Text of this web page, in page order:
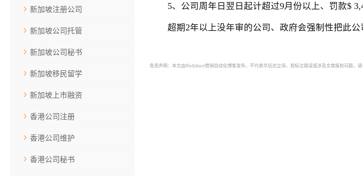
新加坡注册公司
新加坡公司托管
新加坡公司秘书
新加坡移民留学
新加坡上市融资
香港公司注册
香港公司维护
香港公司秘书
5、公司周年日翌日起计超过9月份以上、罚款$
超期2年以上没年审的公司、政府会强制性把此公
免责声明：本文由Hxdzhuce营销自动化博客发布，不代表华信达立场，若标注错误或涉及文章版权问题，